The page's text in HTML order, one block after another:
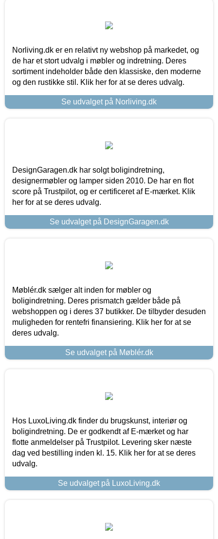
Norliving.dk er en relativt ny webshop på markedet, og
de har et stort udvalg i møbler og indretning. Deres
sortiment indeholder både den klassiske, den moderne
og den rustikke stil. Klik her for at se deres udvalg.
Se udvalget på Norliving.dk
DesignGaragen.dk har solgt boligindretning,
designermøbler og lamper siden 2010. De har en flot
score på Trustpilot, og er certificeret af E-mærket. Klik
her for at se deres udvalg.
Se udvalget på DesignGaragen.dk
Møblér.dk sælger alt inden for møbler og
boligindretning. Deres prismatch gælder både på
webshoppen og i deres 37 butikker. De tilbyder desuden
muligheden for rentefri finansiering. Klik her for at se
deres udvalg.
Se udvalget på Møblér.dk
Hos LuxoLiving.dk finder du brugskunst, interiør og
boligindretning. De er godkendt af E-mærket og har
flotte anmeldelser på Trustpilot. Levering sker næste
dag ved bestilling inden kl. 15. Klik her for at se deres
udvalg.
Se udvalget på LuxoLiving.dk